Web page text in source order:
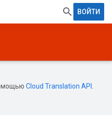
ВОЙТИ
Cloud Translation API